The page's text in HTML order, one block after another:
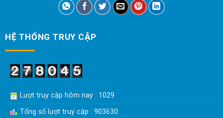
HỆ THỐNG TRUY CẬP
Lượt truy cập hôm nay : 1029
Tổng số lượt truy cập : 903630